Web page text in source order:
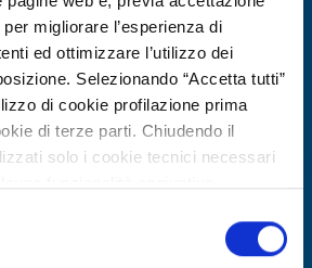
migliorare l’esperienza di
ed ottimizzare l’utilizzo dei
Selezionando “Accetta tutti”
di cookie profilazione prima
di terze parti. Chiudendo il
solo i cookie tecnici necessari
consulta la nostra cookie policy.
it/co